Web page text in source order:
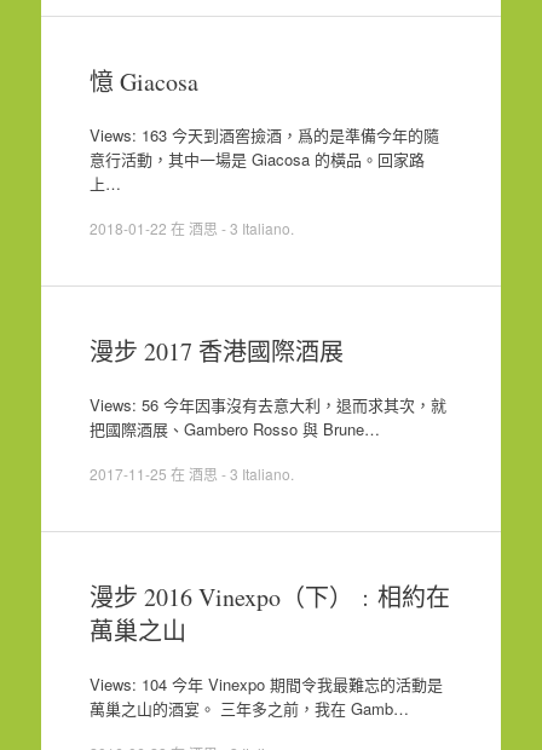
憶 Giacosa
Views: 163 今天到酒窖撿酒，爲的是準備今年的隨
意行活動，其中一場是 Giacosa 的橫品。回家路
上…
2018-01-22 在 酒思 - 3 Italiano
漫步 2017 香港國際酒展
Views: 56 今年因事沒有去意大利，退而求其次，就
把國際酒展、Gambero Rosso 與 Brune…
2017-11-25 在 酒思 - 3 Italiano
漫步 2016 Vinexpo（下）﹕相約在
萬巢之山
Views: 104 今年 Vinexpo 期間令我最難忘的活動是
萬巢之山的酒宴。 三年多之前，我在 Gamb…